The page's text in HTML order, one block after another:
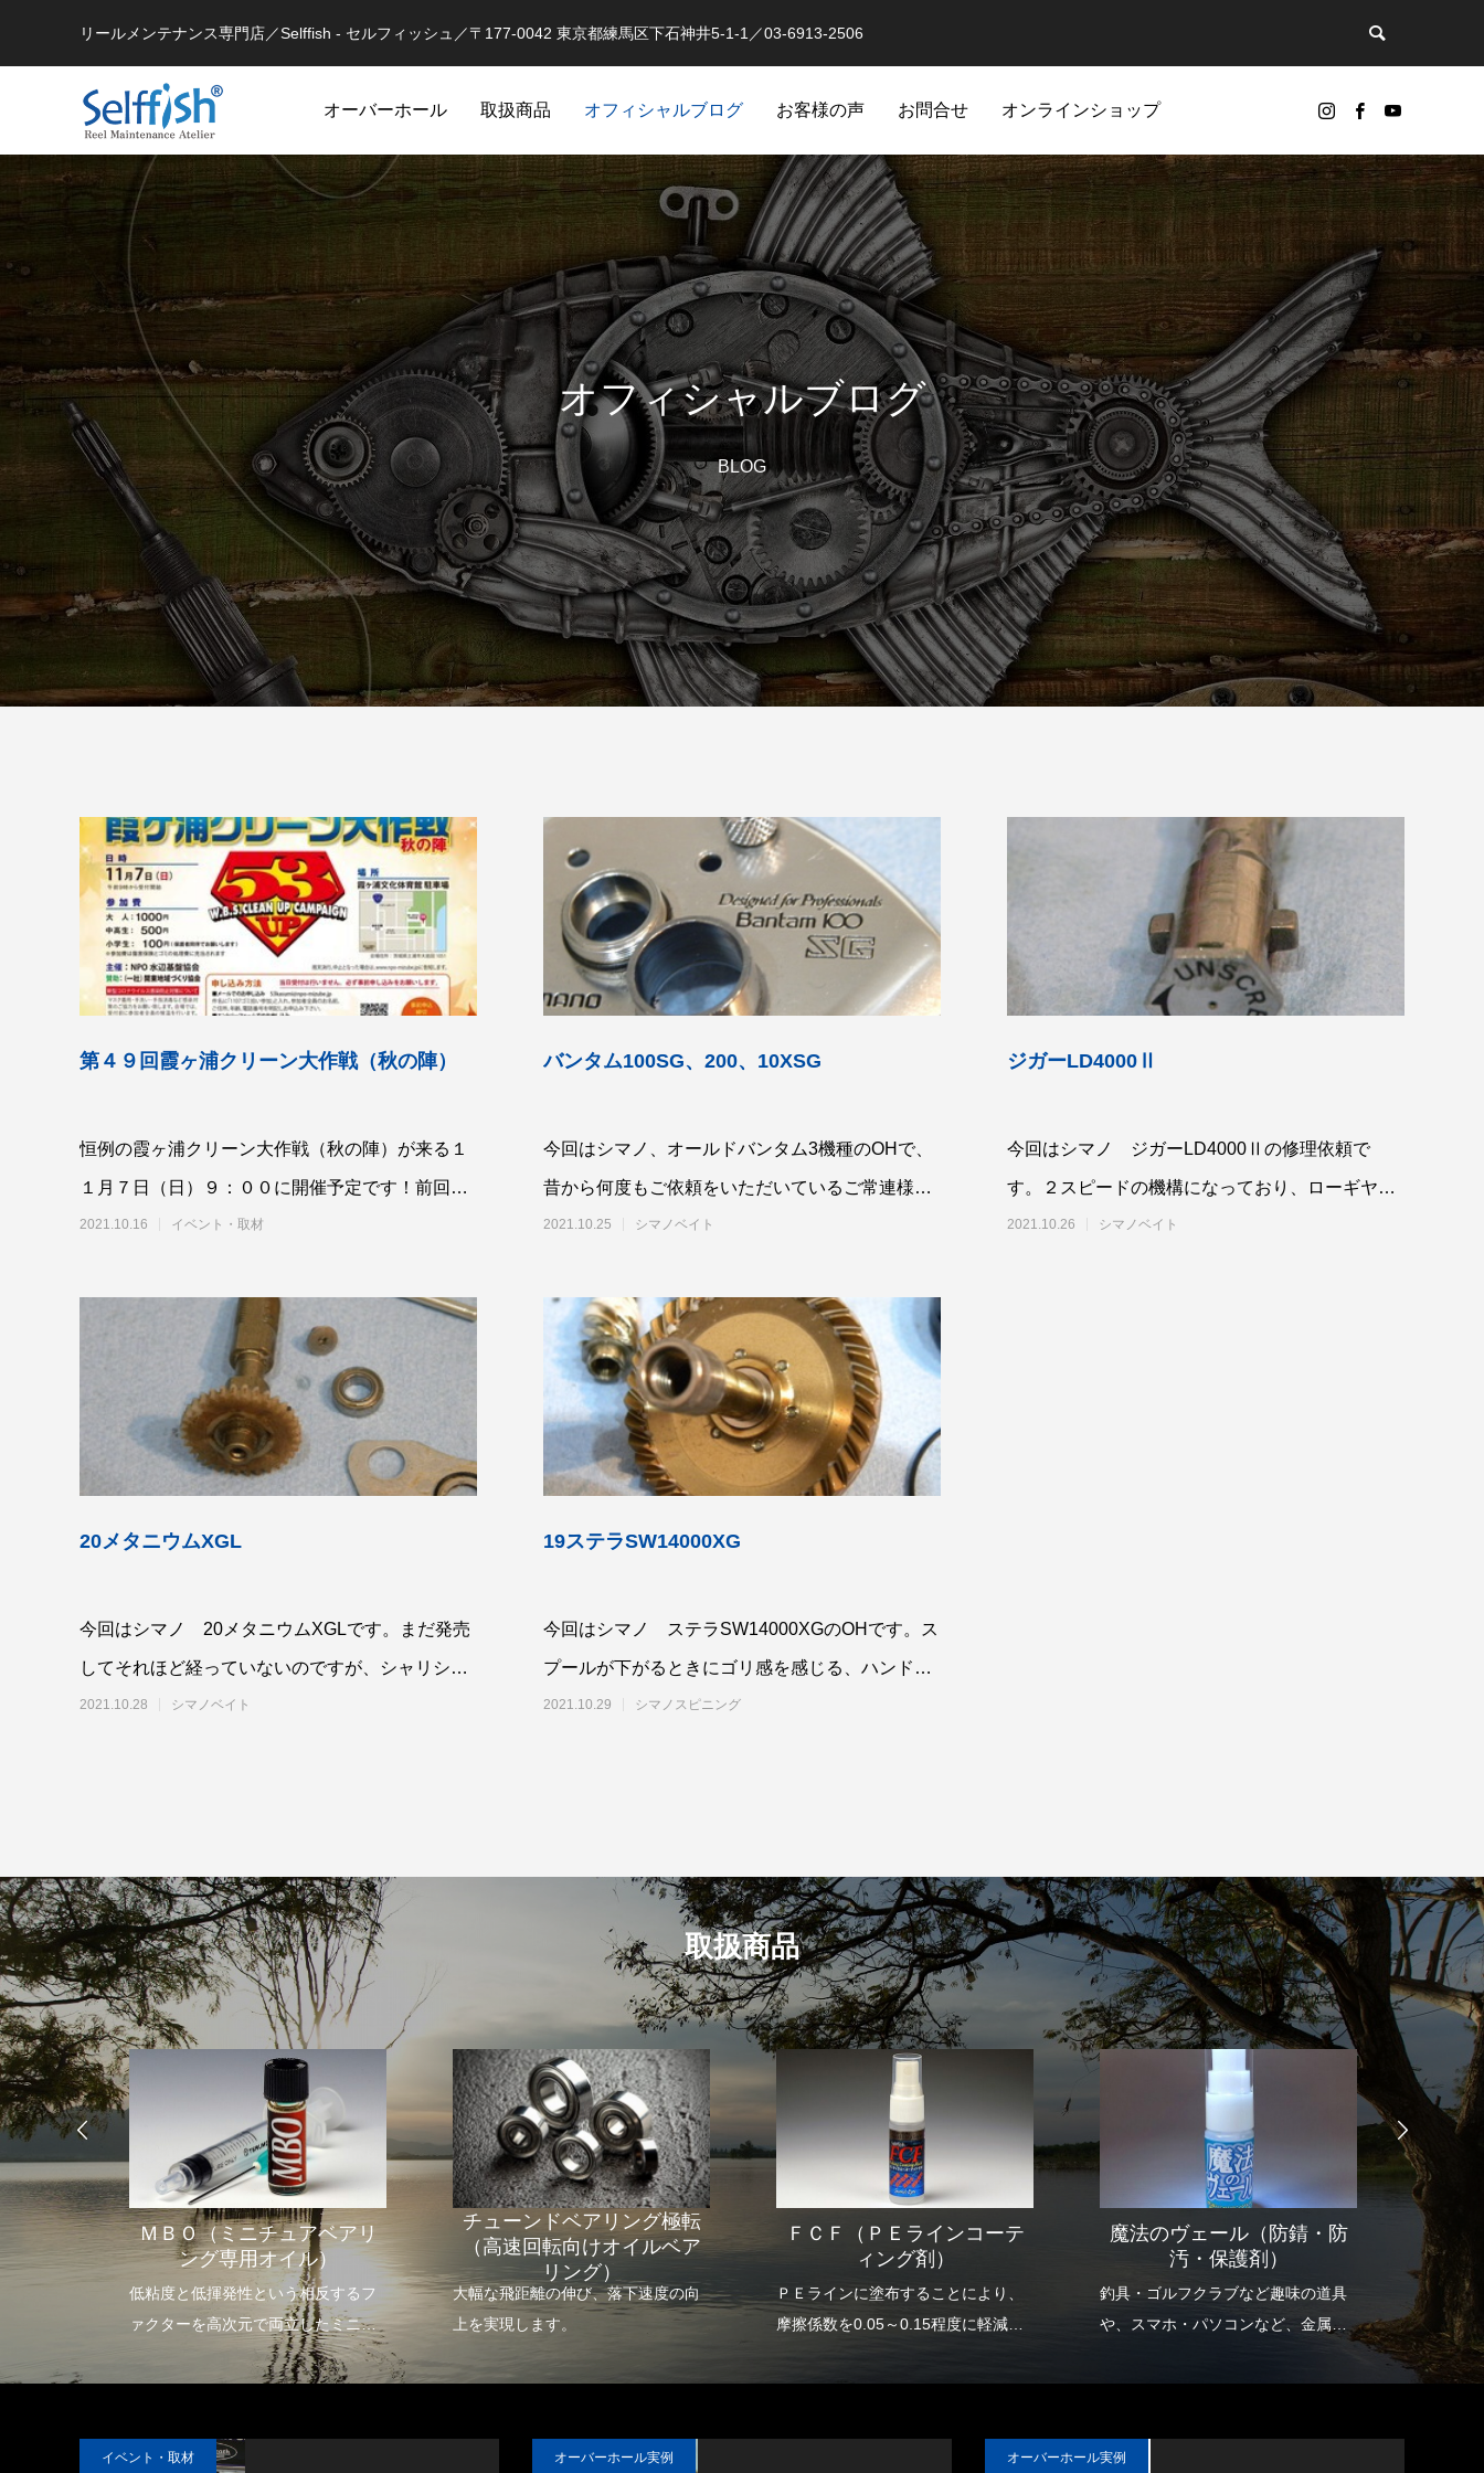
リールメンテナンス専門店／Selffish - セルフィッシュ／〒177-0042 東京都練馬区下石神井5-1-1／03-6913-2506
オーバーホール 取扱商品 オフィシャルブログ お客様の声 お問合せ オンラインショップ
セルフメンテナンス用品
セルフメンテナンス用品（Selffishオリジナル）
カスタムパーツ
カスタムベアリング（Selffishオリジナル）
リールの豆知識 オーバーホール実例 釣果情報 イベントなど リールオーバーホールに挑戦
ラインを巻き込むときの工夫
2024.06.23
シマノ スピニングリールのローラークラ
ッチ
2024.05.09
クラッチ返りによるダメージ
2023.10.26
ギアノイズ（ゴリ感）について
2023.09.19
2025.02.26
ール
2024.10.31
ューン
2024.10.24
謹賀新年
2026.01.01
BSフジ「名品再生」に再出演します
第56回霞ヶ浦クリーン大作戦（春の陣）開
催します！
謹賀新年 2025年はチームを作ります！
（メンバー募集）
2025.01.04
リールオーバーホール「マスタープログラ
Selffishが教えるリールオーバーホール術
Selffishが教えるリールオーバーホール術
オフィシャルブログ
BLOG
第４９回霞ヶ浦クリーン大作戦（秋の陣）
恒例の霞ヶ浦クリーン大作戦（秋の陣）が来る１
１月７日（日）９：００に開催予定です！前回は
緊急事態宣言下で中止となり非常に残念でしたが
2021.10.16 イベント・取材
バンタム100SG、200、10XSG
今回はシマノ、オールドバンタム3機種のOHで、
昔から何度もご依頼をいただいているご常連様か
らです。汚れてきたのできれいにしてほし
2021.10.25 シマノベイト
ジガーLD4000Ⅱ
今回はシマノ ジガーLD4000Ⅱの修理依頼で
す。２スピードの機構になっており、ローギヤ、
ハイギヤの切り替えができるハイパワーの
2021.10.26 シマノベイト
20メタニウムXGL
今回はシマノ 20メタニウムXGLです。まだ発売
してそれほど経っていないのですが、シャリシャ
リ感が気になるとのことです。外観
2021.10.28 シマノベイト
19ステラSW14000XG
今回はシマノ ステラSW14000XGのOHです。ス
プールが下がるときにゴリ感を感じる、ハンドル
をゆっくり回すと引っ掛かり感があ
2021.10.29 シマノスピニング
取扱商品
ＭＢＯ（ミニチュアベアリ
ング専用オイル）
低粘度と低揮発性という相反するフ
ァクターを高次元で両立したミニチ
ュアベアリングに最適なオイルで
す。
潤滑性が優れている）
チューンドベアリング極転
（高速回転向けオイルベア
リング）
大幅な飛距離の伸び、落下速度の向
上を実現します。
ＦＣＦ（ＰＥラインコーテ
ィング剤）
ＰＥラインに塗布することにより、
摩擦係数を0.05～0.15程度に軽減
スピードの向上を実現します。
魔法のヴェール（防錆・防
汚・保護剤）
釣具・ゴルフクラブなど趣味の道具
や、スマホ・パソコンなど、金属・
ードします。
ＭＢ
お徳用
初回用
お持ち
イベント・取材 オーバーホール実例 オーバーホール実例